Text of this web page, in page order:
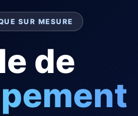
SUR MESURE
de